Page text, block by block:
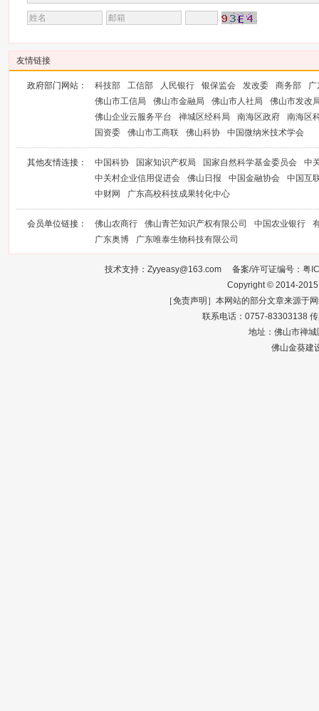
友情链接
政府部门网站： 科技部 工信部 人民银行 银保监会 发改委 商务部
广
佛山市工信局
佛山市金融局 佛山市人社局
佛山市发改
佛山企业云服务平台
禅城区经科局 南海区政府
南海区
国资委
佛山市工商联 佛山科协 中国微纳米技术学会
其他友情连接： 中国科协 国家知识产权局 国家自然科学基金委员会
中
中关村企业信用促进会
佛山日报 中国金融协会
中国互
中财网
广东高校科技成果转化中心
会员单位链接： 佛山农商行 佛山青芒知识产权有限公司 中国农业银行
广东奥博
广东唯泰生物科技有限公司
技术支持：Zyyeasy@163.com 备案/许可证编号： 粤
Copyright © 2014-
［免责声明］本网站的部分文章来源于
联系电话：0757-83303138
地址：佛山市禅
佛山金葵建